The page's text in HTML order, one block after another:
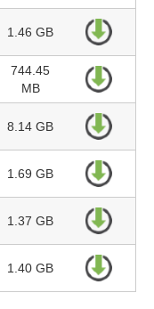
1.46 GB
744.45
MB
8.14 GB
1.69 GB
1.37 GB
1.40 GB